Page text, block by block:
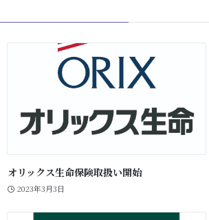
オリックス生命保険取扱い開始
2023年3月3日